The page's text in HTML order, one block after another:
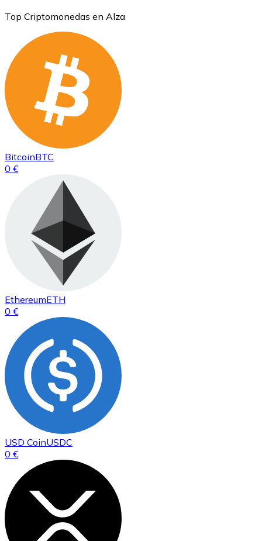
Top Criptomonedas en Alza
BitcoinBTC
0 €
EthereumETH
0 €
USD CoinUSDC
0 €